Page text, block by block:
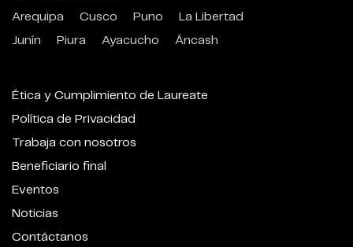
Arequipa Cusco Puno
La Libertad
Junín
Piura Ayacucho Áncash
Ética y Cumplimiento de Laureate
Política de Privacidad
Trabaja con nosotros
Beneficiario final
Eventos
Noticias
Contáctanos